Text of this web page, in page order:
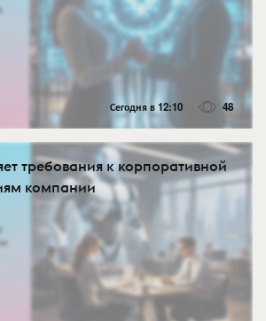
Сегодня в 12:10 48
требования к корпоративной
компании